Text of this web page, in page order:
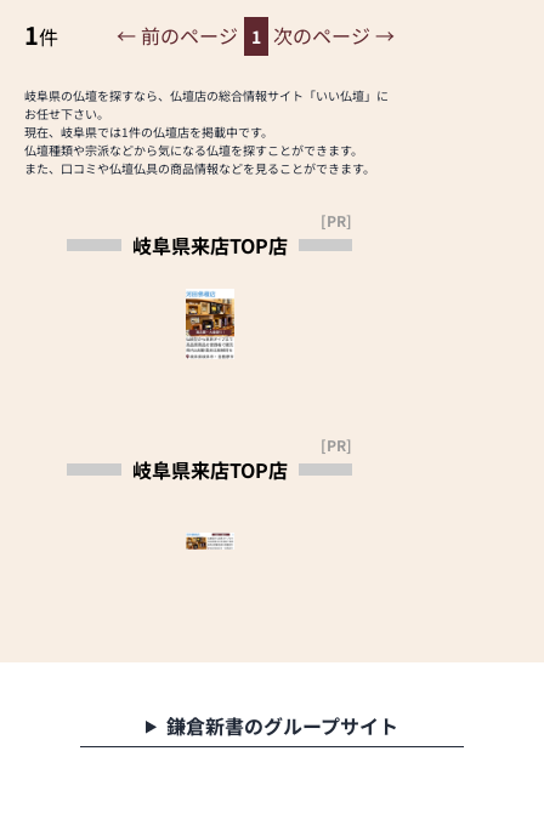
1件 ← 前のページ 1 次のページ →
岐阜県の仏壇を探すなら、仏壇店の総合情報サイト「いい仏壇」に
お任せ下さい。
現在、岐阜県では1件の仏壇店を掲載中です。
仏壇種類や宗派などから気になる仏壇を探すことができます。
また、口コミや仏壇仏具の商品情報などを見ることができます。
岐阜県来店TOP店
[PR]
岐阜県来店TOP店
[PR]
鎌倉新書のグループサイト